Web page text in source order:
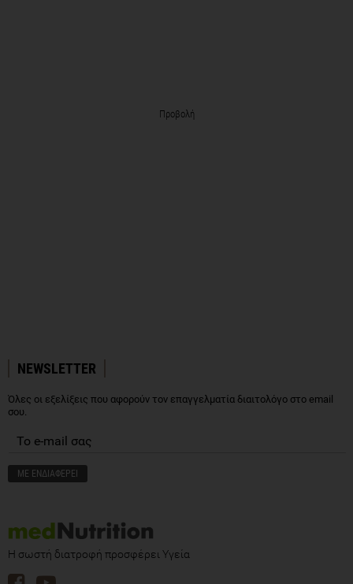
Προβολή
NEWSLETTER
Όλες οι εξελίξεις που αφορούν τον επαγγελματία διαιτολόγο στο email
σου.
Η σωστή διατροφή προσφέρει Υγεία